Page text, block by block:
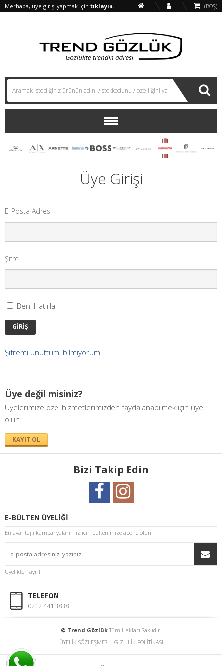
(BOŞ)
Merhaba, üye girişi yapmak için tıklayın.
Üye Girişi
E-Posta Adresi
Şifre
Beni Hatırla
GİRİŞ
Şifremi unuttum, bilmiyorum!
Üye değil misiniz?
Üyelerimize özel hizmetlerimizden faydalanabilmek için üye
olun.
KAYIT OL
Bizi Takip Edin
E-BÜLTEN ÜYELİĞİ
En avantajlı kampanyalarımız için bültenimize abone olun.
Üyelikten ayrıl
TELEFON
0212 441 3838
© Trend GözlükTüm Hakları Saklıdır.
ÜYELİK SÖZLEŞMESİ | GİZLİLİK POLİTİKASI